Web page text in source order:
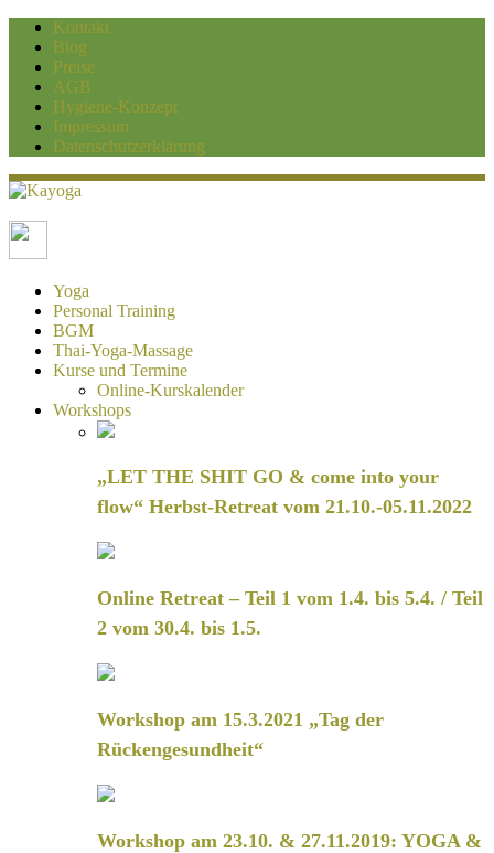
Kontakt
Blog
Preise
AGB
Hygiene-Konzept
Impressum
Datenschutzerklärung
Kayoga
Yoga und Personaltraining Duisburg
Yoga
Personal Training
BGM
Thai-Yoga-Massage
Kurse und Termine
Online-Kurskalender
Workshops
„LET THE SHIT GO & come into your
flow“ Herbst-Retreat vom 21.10.-05.11.2022
Online Retreat – Teil 1 vom 1.4. bis 5.4. / Teil
2 vom 30.4. bis 1.5.
Workshop am 15.3.2021 „Tag der
Rückengesundheit“
Workshop am 23.10. & 27.11.2019: YOGA &